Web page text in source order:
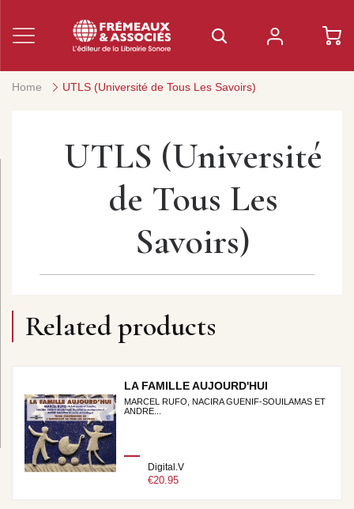
Home UTLS (Université de Tous Les Savoirs)
UTLS (Université
de Tous Les
Savoirs)
Related products
LA FAMILLE AUJOURD'HUI
MARCEL RUFO, NACIRA GUENIF-SOUILAMAS ET
ANDRE...
Digital.V
€20.95